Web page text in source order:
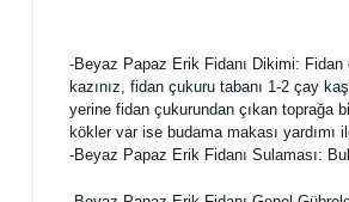
-Beyaz Papaz Erik Fidanı Dikimi:
kazınız, fidan çukuru tabanı 1-2 çay
yerine fidan çukurundan çıkan toprağa
kökler var ise budama makası
-Beyaz Papaz Erik Fidanı Sulaması: